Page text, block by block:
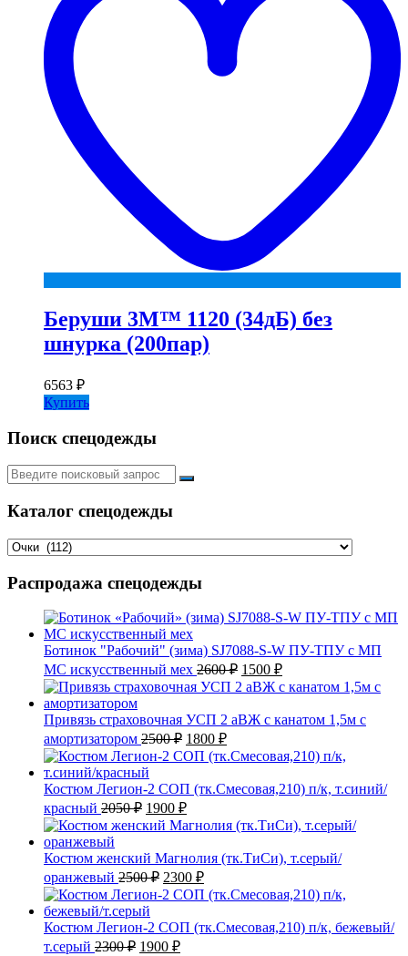
Беруши 3М™ 1120 (34дБ) без
шнурка (200пар)
6563 ₽
Купить
Поиск спецодежды
Искать:
Каталог спецодежды
Распродажа спецодежды
Ботинок "Рабочий" (зима) SJ7088-S-W ПУ-ТПУ с МП
МС искусственный мех 2600₽ Первоначальная
цена
составляла
2600 ₽.
1500 ₽Текущая
цена:
Привязь страховочная УСП 2 аВЖ с канатом 1,5м с
амортизатором 2500₽ Первоначальная
цена
составляла
2500 ₽.
1800 ₽Текущая
цена:
Костюм Легион-2 СОП (тк.Смесовая,210) п/к, т.синий/
красный 2050₽ Первоначальная
цена
составляла
2050 ₽.
1900 ₽Текущая
цена:
Костюм женский Магнолия (тк.ТиСи), т.серый/
оранжевый 2500₽ Первоначальная
цена
составляла
2500 ₽.
2300 ₽Текущая
цена:
Костюм Легион-2 СОП (тк.Смесовая,210) п/к, бежевый/
т.серый 2300₽ Первоначальная
1900 ₽Текущая